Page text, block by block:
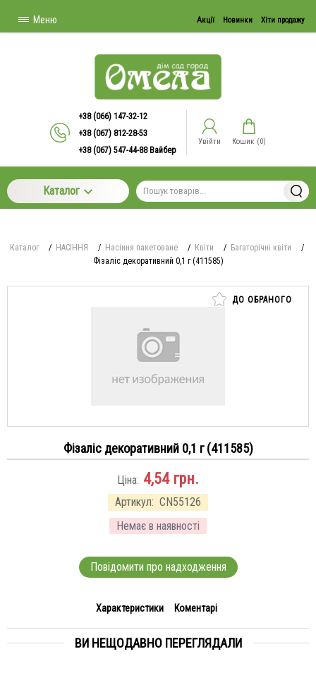
Меню Акції Новинки Хіти продажу
+38 (066) 147-32-12
+38 (067) 812-28-53
+38 (067) 547-44-88 Вайбер
Увійти Кошик (0)
Каталог
Каталог / НАСІННЯ / Насіння пакетоване / Квіти / Багаторічні квіти
/
Фізаліс декоративний 0,1 г (411585)
ДО ОБРАНОГО
Фізаліс декоративний 0,1 г (411585)
Артикул: CN55126
Немає в наявності
Ціна: 4,54 грн.
Повідомити про надходження
Характеристики Коментарі
ВИ НЕЩОДАВНО ПЕРЕГЛЯДАЛИ